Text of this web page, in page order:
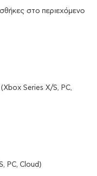
στο περιεχόμενο
Series X/S, PC,
PC, Cloud)